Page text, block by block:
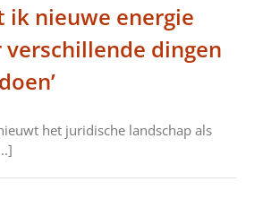
ik nieuwe energie
verschillende dingen
het juridische landschap als